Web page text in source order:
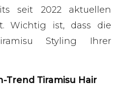
seit 2022 aktuellen
Wichtig ist, dass die
Styling Ihrer
Trend Tiramisu Hair